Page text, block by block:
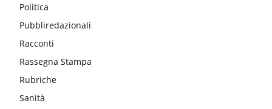
Politica
Pubbliredazionali
Racconti
Rassegna Stampa
Rubriche
Sanità